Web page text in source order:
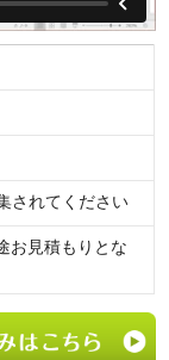
されてください
お見積もりとな